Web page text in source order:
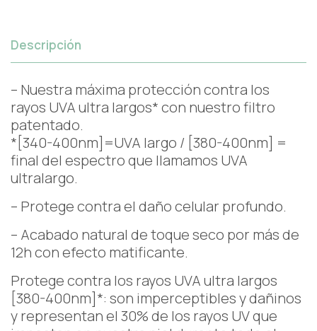
Descripción
– Nuestra máxima protección contra los
rayos UVA ultra largos* con nuestro filtro
patentado.
*[340-400nm]=UVA largo / [380-400nm] =
final del espectro que llamamos UVA
ultralargo.
– Protege contra el daño celular profundo.
– Acabado natural de toque seco por más de
12h con efecto matificante.
Protege contra los rayos UVA ultra largos
[380-400nm]*: son imperceptibles y dañinos
y representan el 30% de los rayos UV que